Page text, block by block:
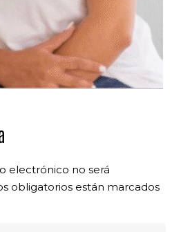
electrónico no será
obligatorios están marcados